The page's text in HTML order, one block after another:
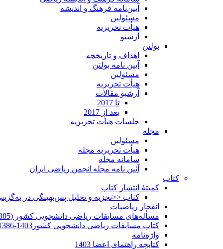
آیین‌نامه فرهنگ و اندیشه
مسئولین
هیأت تحریریه
آرشیو
بولتن
اهداف و تاریخچه
آیین نامه بولتن
مسئولین
هیأت تحریریه
آرشیو مقالات
تا 2017
بعد از 2017
جلسات هیأت تحریریه
مجله
مسئولین
هیأت تحریریه مجله
سامانه مجله
آئین نامه مجله انجمن ریاضی ایران
کتاب
کمیتۀ انتشار کتاب
کتاب <<تجزیه و تحلیل پس‌بهینگی در
انفجار ریاضیات
مسأله‌های مسابقات ریاضی دانشجویی کشور (1385-1352)
کتاب مسابقات ریاضی دانشجویی کشور1403-1386
واژه‌نامه
کتابچه راهنمای اعضا 1403